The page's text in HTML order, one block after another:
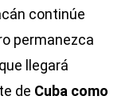
continúe
permanezca
llegará
de Cuba como